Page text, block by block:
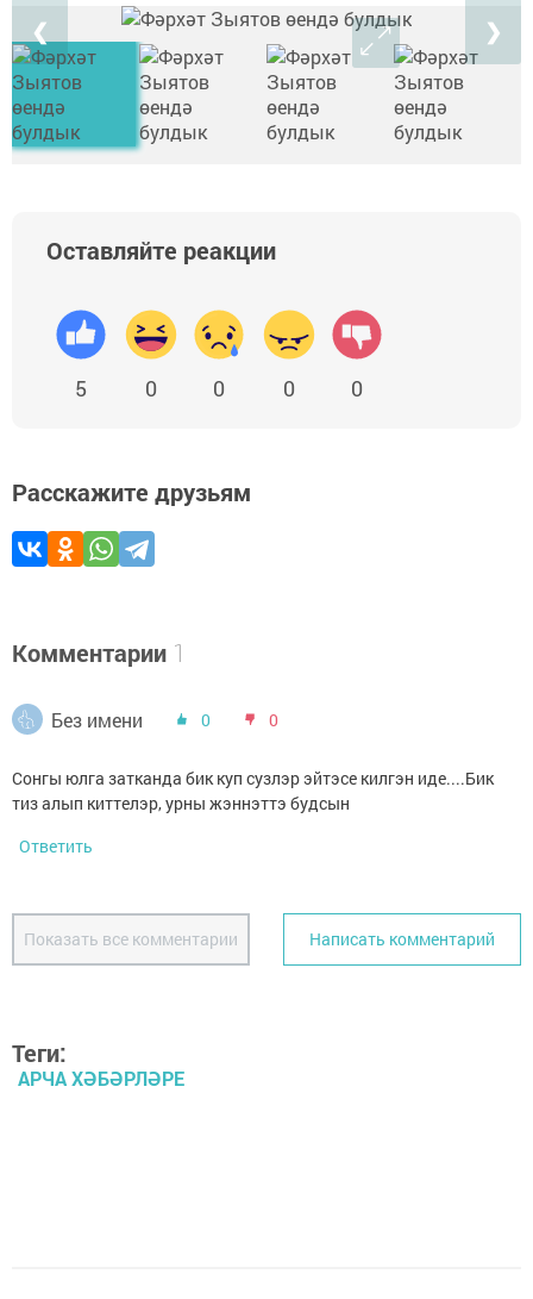
❮ ❯
Оставляйте реакции
5 0 0 0 0
Расскажите друзьям
Комментарии 1
Без имени 0 0
Сонгы юлга затканда бик куп сузлэр эйтэсе килгэн иде....Бик
тиз алып киттелэр, урны жэннэттэ будсын
Ответить
Показать все комментарии Написать комментарий
Теги:
АРЧА ХӘБӘРЛӘРЕ